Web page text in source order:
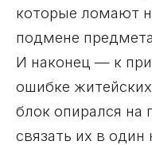
которые ломают
подмене
И наконец — к
ошибке
блок опирался на
связать их в один